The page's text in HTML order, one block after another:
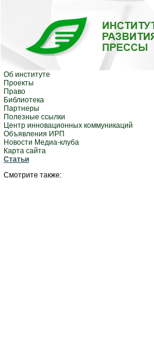
Об институте
Проекты
Право
Библиотека
Партнеры
Полезные ссылки
Центр инновационных коммуникаций
Объявления ИРП
Новости Медиа-клуба
Карта сайта
Статьи
Смотрите также: